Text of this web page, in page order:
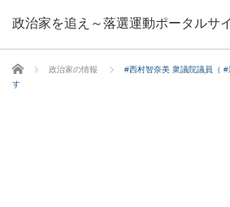
政治家を追え～落選運動ポータルサ
ホーム 政治家の情報
#西村智奈美 衆議院議員（
す